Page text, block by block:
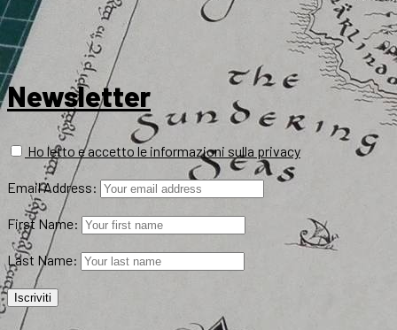
Newsletter
Ho letto e accetto le informazioni sulla privacy
Email Address:
First Name:
Last Name: